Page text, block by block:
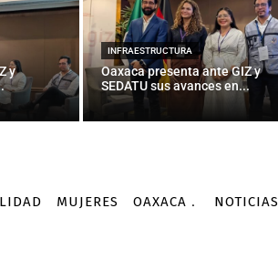
y
INFRAESTRUCTURA
Oaxaca presenta ante GIZ y
SEDATU sus avances en...
MUJERES OAXACA NOTICIAS